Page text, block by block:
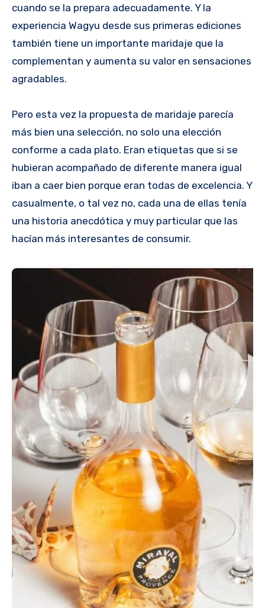
cuando se la prepara adecuadamente. Y la
experiencia Wagyu desde sus primeras ediciones
también tiene un importante maridaje que la
complementan y aumenta su valor en sensaciones
agradables.
Pero esta vez la propuesta de maridaje parecía
más bien una selección, no solo una elección
conforme a cada plato. Eran etiquetas que si se
hubieran acompañado de diferente manera igual
iban a caer bien porque eran todas de excelencia. Y
casualmente, o tal vez no, cada una de ellas tenía
una historia anecdótica y muy particular que las
hacían más interesantes de consumir.